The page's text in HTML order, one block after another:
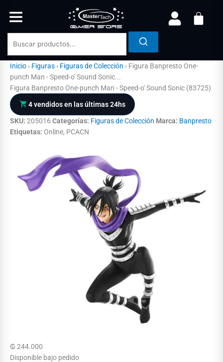
Inicio › Figuras › Figuras de Colección › Figura Banpresto One-
punch Man - Speed-o' Sound Sonic...
Figura Banpresto One-punch Man - Speed-o' Sound Sonic (83725)
4 vendidos en las últimas 24hs
SKU: 205016 Categorías: Figuras de Colección Marca: Banpresto
Etiquetas: Online, PCACN
₲ 244.000
Disponible bajo pedido